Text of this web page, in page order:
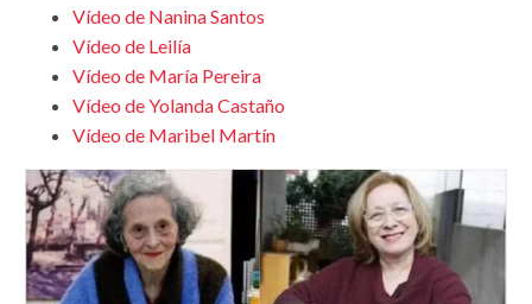
Vídeo de Nanina Santos
Vídeo de Leilía
Vídeo de María Pereira
Vídeo de Yolanda Castaño
Vídeo de Maribel Martín